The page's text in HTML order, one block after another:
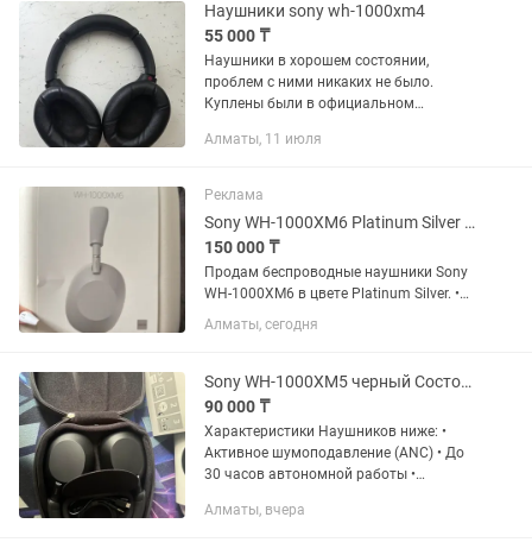
Наушники sony wh-1000xm4
55 000 ₸
Наушники в хорошем состоянии,
проблем с ними никаких не было.
Куплены были в официальном
новая модель. Есть коробка, но без
Алматы, 11 июля
Реклама
Sony WH-1000XM6 Platinum Silver Идеальное состояние. Полный комплект
150 000 ₸
Продам беспроводные наушники Sony
WH-1000XM6 в цвете Platinum Silver. •
Состояние: идеальное. •
Использовались очень мало, только
работают без нареканий. • Полный...
Алматы, сегодня
Sony WH-1000XM5 черный Состояние новое Полный комплект
90 000 ₸
Характеристики Наушников ниже: •
Активное шумоподавление (ANC) • До
30 часов автономной работы •
Audio и кодек LDAC • Bluetooth 5.2,
Алматы, вчера